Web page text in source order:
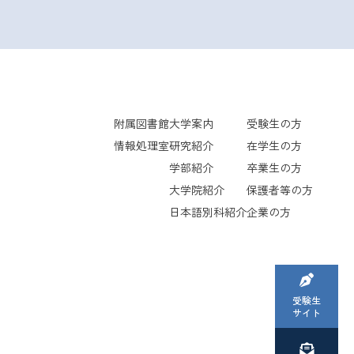
受験生
サイト
附属図書館
情報処理室
大学案内
研究紹介
学部紹介
大学院紹介
日本語別科紹介
受験生の方
在学生の方
卒業生の方
保護者等の方
企業の方